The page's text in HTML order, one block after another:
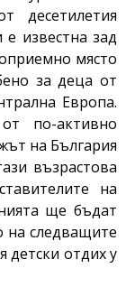
десетилетия
известна зад
място
за деца от
Европа.
по-активно
на България
възрастова
на
ще бъдат
на следващите
детски отдих у